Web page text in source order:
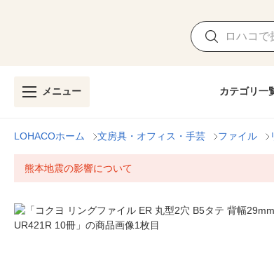
メニュー カテゴリ一
LOHACOホーム 文房具・オフィス・手芸 ファイル
熊本地震の影響について